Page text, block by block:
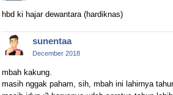
hbd ki hajar dewantara (hardiknas)
sunentaa
December 2018
mbah kakung.
masih nggak paham, sih, mbah ini lahirnya